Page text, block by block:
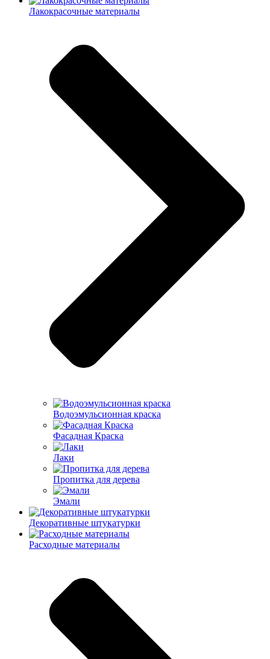
Лакокрасочные материалы
Водоэмульсионная краска
Фасадная Краска
Лаки
Пропитка для дерева
Эмали
Декоративные штукатурки
Расходные материалы